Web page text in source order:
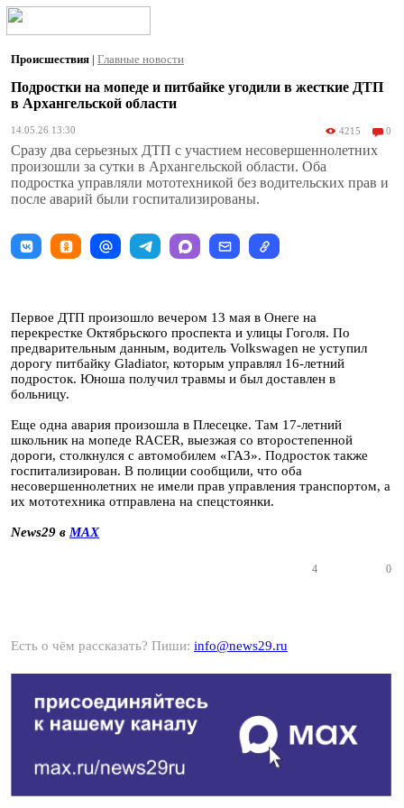
Происшествия | Главные новости
Подростки на мопеде и питбайке угодили в жесткие ДТП
в Архангельской области
14.05.26 13:30 4215 0
Сразу два серьезных ДТП с участием несовершеннолетних
произошли за сутки в Архангельской области. Оба
подростка управляли мототехникой без водительских прав и
после аварий были госпитализированы.
Первое ДТП произошло вечером 13 мая в Онеге на
перекрестке Октябрьского проспекта и улицы Гоголя. По
предварительным данным, водитель Volkswagen не уступил
дорогу питбайку Gladiator, которым управлял 16-летний
подросток. Юноша получил травмы и был доставлен в
больницу.
Еще одна авария произошла в Плесецке. Там 17-летний
школьник на мопеде RACER, выезжая со второстепенной
дороги, столкнулся с автомобилем «ГАЗ». Подросток также
госпитализирован. В полиции сообщили, что оба
несовершеннолетних не имели прав управления транспортом, а
их мототехника отправлена на спецстоянки.
News29 в MAX
4 0
Есть о чём рассказать? Пиши: info@news29.ru